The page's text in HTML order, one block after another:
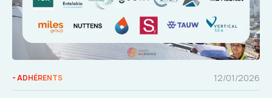
- ADHÉRENTS 12/01/2026